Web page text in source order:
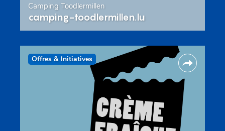
Camping Toodlermillen
camping-toodlermillen.lu
Offres & Initiatives